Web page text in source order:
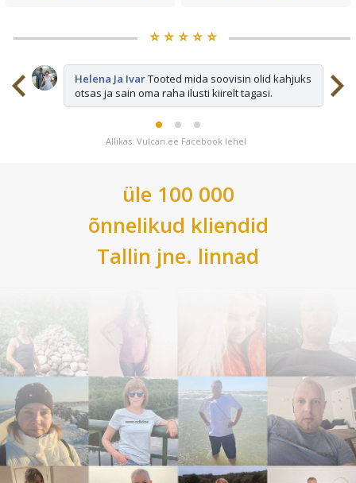
⭐️ ⭐️ ⭐️ ⭐️ ⭐️
Helena Ja IvarTooted mida soovisin olid kahjuks
otsas ja sain oma raha ilusti kiirelt tagasi.
Allikas: Vulcan.ee Facebook lehel
üle 100 000
õnnelikud kliendid
Tallin jne. linnad